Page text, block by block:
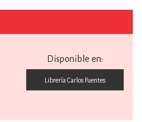
Disponible en:
Librería Carlos Fuentes